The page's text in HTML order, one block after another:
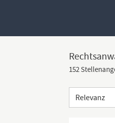
152
Sortierung